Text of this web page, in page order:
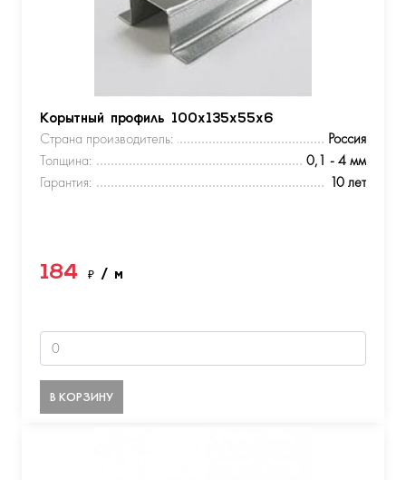
Корытный профиль 100х135х55х6
Страна производитель:
Россия
Толщина:
0,1 - 4 мм
Гарантия:
10 лет
184 ₽ / м
В КОРЗИНУ